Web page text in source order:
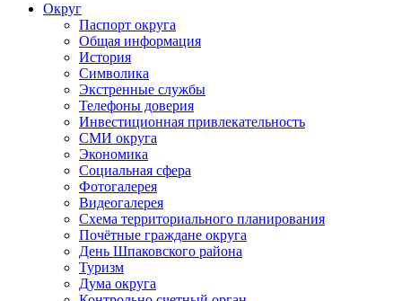
Округ
Паспорт округа
Общая информация
История
Символика
Экстренные службы
Телефоны доверия
Инвестиционная привлекательность
СМИ округа
Экономика
Социальная сфера
Фотогалерея
Видеогалерея
Схема территориального планирования
Почётные граждане округа
День Шпаковского района
Туризм
Дума округа